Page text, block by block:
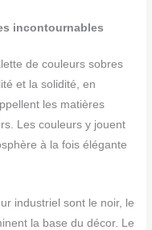
incontournables
de couleurs sobres
et la solidité, en
les matières
Les couleurs y jouent
à la fois élégante
industriel sont le noir, le
la base du décor. Le